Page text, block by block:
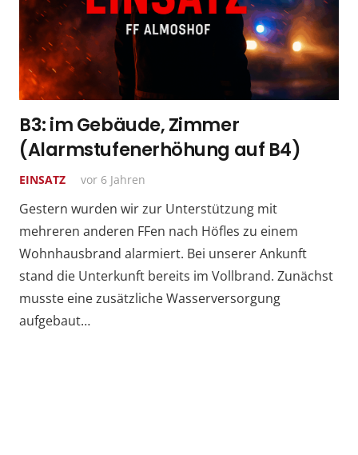
B3: im Gebäude, Zimmer
(Alarmstufenerhöhung auf B4)
EINSATZ vor 6 Jahren
Gestern wurden wir zur Unterstützung mit
mehreren anderen FFen nach Höfles zu einem
Wohnhausbrand alarmiert. Bei unserer Ankunft
stand die Unterkunft bereits im Vollbrand. Zunächst
musste eine zusätzliche Wasserversorgung
aufgebaut…